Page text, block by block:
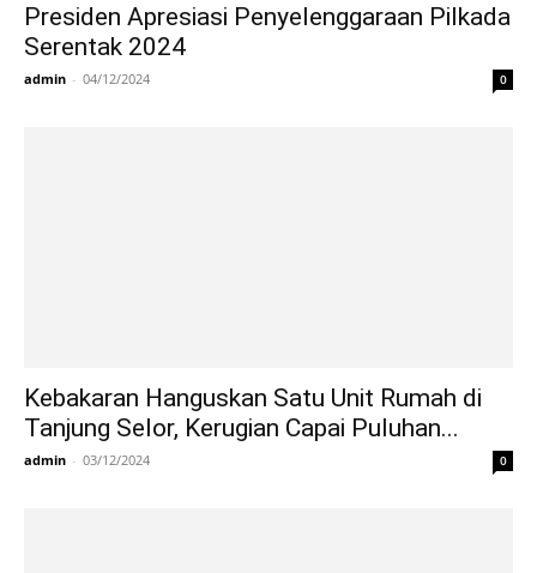
Presiden Apresiasi Penyelenggaraan Pilkada
Serentak 2024
admin - 04/12/2024 0
Kebakaran Hanguskan Satu Unit Rumah di
Tanjung Selor, Kerugian Capai Puluhan...
admin - 03/12/2024 0